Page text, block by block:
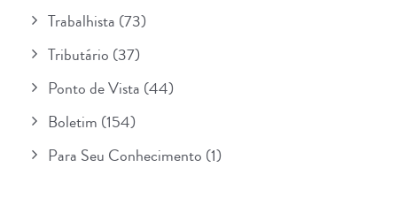
Trabalhista (73)
Tributário (37)
Ponto de Vista (44)
Boletim (154)
Para Seu Conhecimento (1)